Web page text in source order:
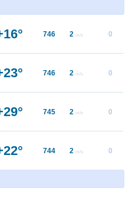
746 2 m/s 0
746 2 m/s 0
745 2 m/s 0
744 2 m/s 0